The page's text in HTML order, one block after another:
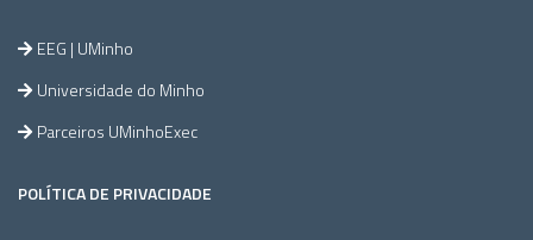
EEG | UMinho
Universidade do Minho
Parceiros UMinhoExec
POLÍTICA DE PRIVACIDADE